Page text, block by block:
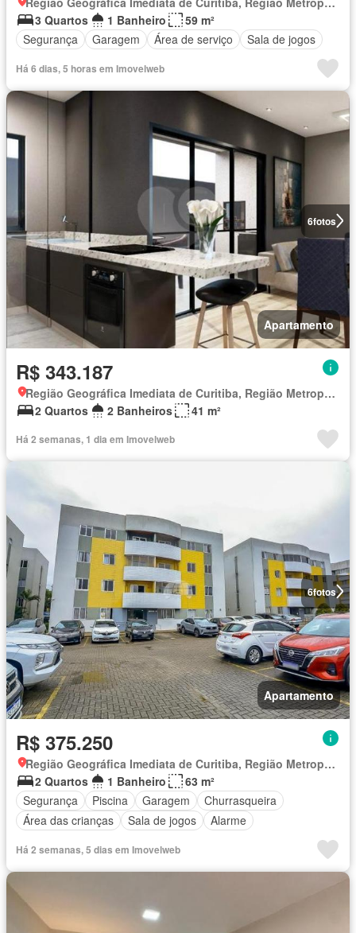
3 Quartos
1 Banheiro
59 m²
Segurança
Garagem Área de serviço Sala de jogos
Há 6 dias, 5 horas em Imovelweb
6fotos
Apartamento
R$ 343.187
Região Geográfica Imediata de Curitiba, Região Metropolitana de Curitiba
2 Quartos
2 Banheiros 41 m²
Há 2 semanas, 1 dia em Imovelweb
6fotos
Apartamento
R$ 375.250
Região Geográfica Imediata de Curitiba, Região Metropolitana de Curitiba
2 Quartos
1 Banheiro
63 m²
Segurança
Piscina Garagem
Churrasqueira
Área das crianças
Sala de jogos Alarme
Há 2 semanas, 5 dias em Imovelweb